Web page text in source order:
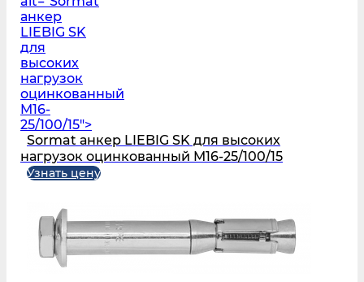
анкер
LIEBIG SK
для
высоких
нагрузок
оцинкованный
M16-
25/100/15">
Sormat анкер LIEBIG SK для высоких
нагрузок оцинкованный M16-25/100/15
Узнать цену